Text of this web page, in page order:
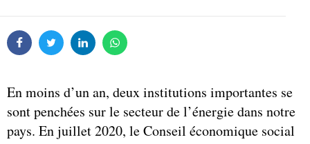
En moins d’un an, deux institutions importantes se
sont penchées sur le secteur de l’énergie dans notre
pays. En juillet 2020, le Conseil économique social